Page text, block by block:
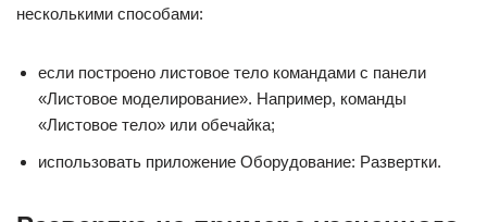
несколькими способами:
если построено листовое тело командами с панели
«Листовое моделирование». Например, команды
«Листовое тело» или обечайка;
использовать приложение Оборудование: Развертки.